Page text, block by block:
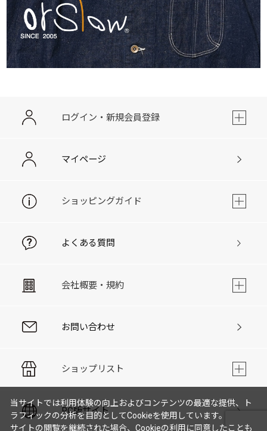
ログイン・新規会員登録
マイページ
ショッピングガイド
よくある質問
会社概要・規約
お問い合わせ
ショップリスト
PC版サイト
当サイトでは利用体験の向上およびコンテンツの最適な提供、ト
ラフィックの分析を目的としてCookieを使用しています。
サイトの閲覧を継続された場合、Cookieの利用に同意したことも